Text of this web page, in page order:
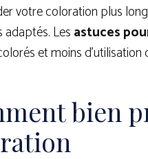
votre coloration plus
adaptés. Lesastuces
et moins d’utilisation
bien